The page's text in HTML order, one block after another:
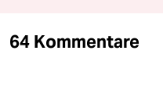
64 Kommentare